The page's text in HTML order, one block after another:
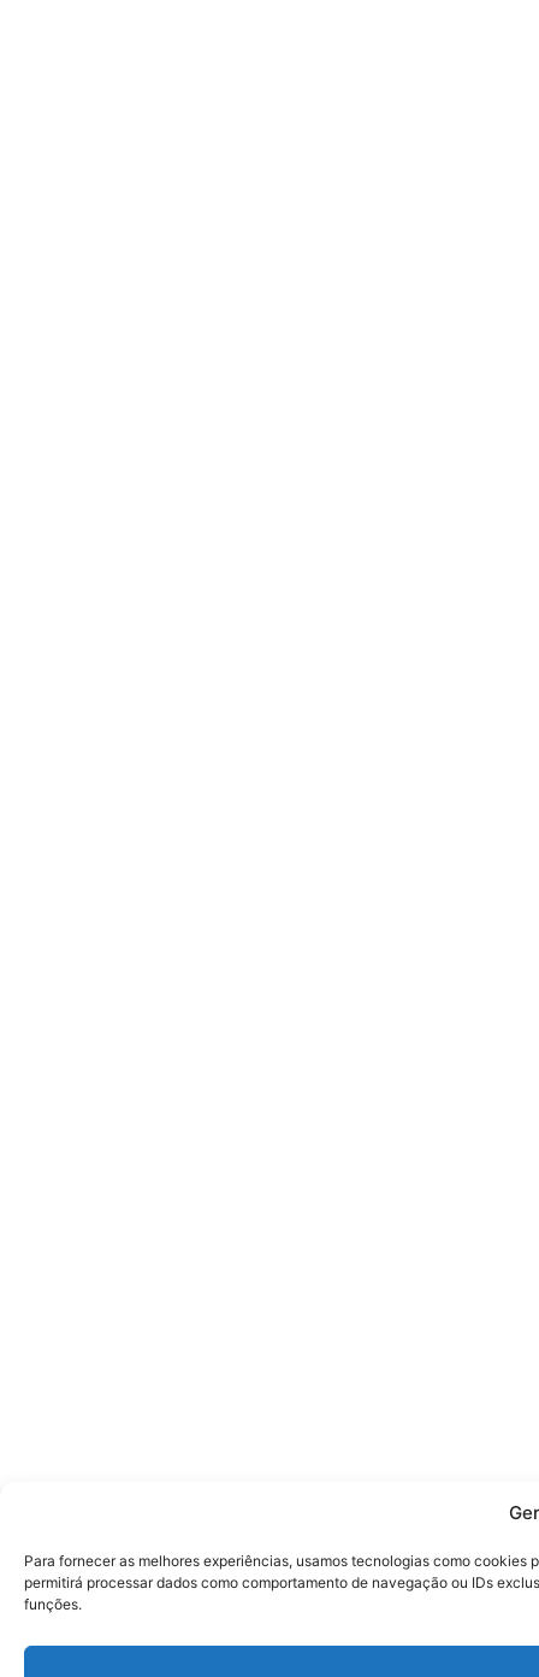
Para fornecer as melhores experiências, usamos tecnologias como
permitirá processar dados como comportamento de navegação ou IDs
funções.